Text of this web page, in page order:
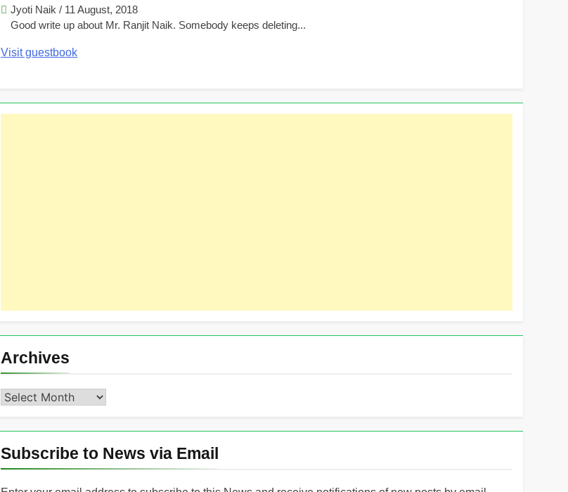
Jyoti Naik / 11 August, 2018
Good write up about Mr. Ranjit Naik. Somebody keeps deleting...
Visit guestbook
Archives
Archives
Subscribe to News via Email